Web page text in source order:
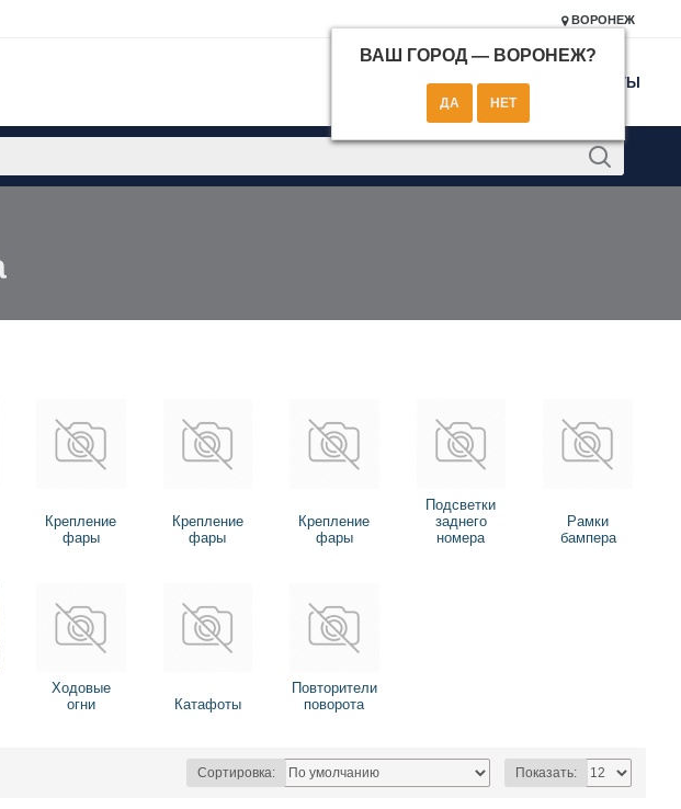
ВОРОНЕЖ
ВАШ ГОРОД — ВОРОНЕЖ?
КОНТАКТЫ
Крепление
фары
Крепление
фары
Крепление
фары
Подсветки
заднего
номера
Рамки
бампера
Ходовые
огни
Катафоты
Повторители
поворота
Сортировка: Показать: